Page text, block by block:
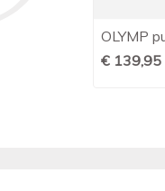
OLYMP
€ 139,95